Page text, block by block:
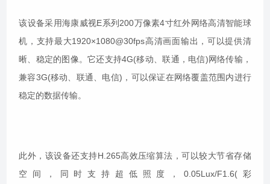
该设备采用海康威视E系列200万像素4寸红外网络高清智能球
机，支持最大1920×1080@30fps高清画面输出，可以提供清
晰、稳定的图像。它还支持4G(移动、联通，电信)网络传输，
兼容3G(移动、联通、电信)，可以保证在网络覆盖范围内进行
稳定的数据传输。
此外，该设备还支持H.265高效压缩算法，可以较大节省存储
空间，同时支持超低照度，0.05Lux/F1.6(彩